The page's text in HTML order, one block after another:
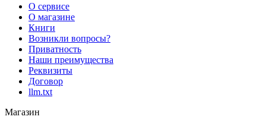
О сервисе
О магазине
Книги
Возникли вопросы?
Приватность
Наши преимущества
Реквизиты
Договор
llm.txt
Магазин